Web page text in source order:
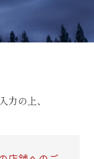
力の上、